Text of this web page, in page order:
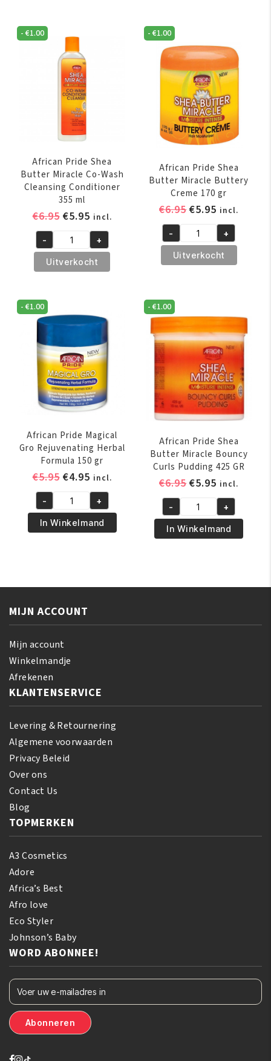
-€1.00
African Pride Shea
Butter Miracle Co-Wash
Cleansing Conditioner
355 ml
€6.95 Oorspronkelijke
was:
€6.95.
€5.95Huidige
prijs
is:
€5.95.
incl.
African
Pride
Shea
Miracle
Co-
Wash
Cleansing
Conditioner
355
ml
aantal
- +
Uitverkocht
-€1.00
African Pride Shea
Butter Miracle Buttery
Creme 170 gr
€6.95
was:
€6.95.
€5.95 Huidige
prijs
is:
€5.95.
incl.
African
Pride
Shea
Miracle
Buttery
Creme
170
gr
aantal
- +
Uitverkocht
-€1.00
African Pride Magical
Gro Rejuvenating Herbal
Formula 150 gr
€5.95 Oorspronkelijke
was:
€5.95.
€4.95Huidige
prijs
is:
€4.95.
incl.
African
Pride
Magical
150
gr
aantal
- +
In Winkelmand
-€1.00
African Pride Shea
Butter Miracle Bouncy
Curls Pudding 425 GR
€6.95
was:
€6.95.
€5.95 Huidige
prijs
is:
€5.95.
incl.
African
Pride
Shea
Bouncy
425
- +
In Winkelmand
MIJN ACCOUNT
Mijn account
Winkelmandje
Afrekenen
KLANTENSERVICE
Levering & Retournering
Algemene voorwaarden
Privacy Beleid
Over ons
Contact Us
Blog
TOPMERKEN
A3 Cosmetics
Adore
Africa’s Best
Afro love
Eco Styler
Johnson’s Baby
WORD ABONNEE!